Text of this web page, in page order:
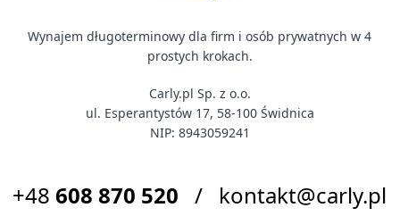
Wynajem długoterminowy dla firm i osób prywatnych w 4
prostych krokach.
Carly.pl Sp. z o.o.
ul. Esperantystów 17, 58-100 Świdnica
NIP: 8943059241
+48608 870 520 / kontakt@carly.pl